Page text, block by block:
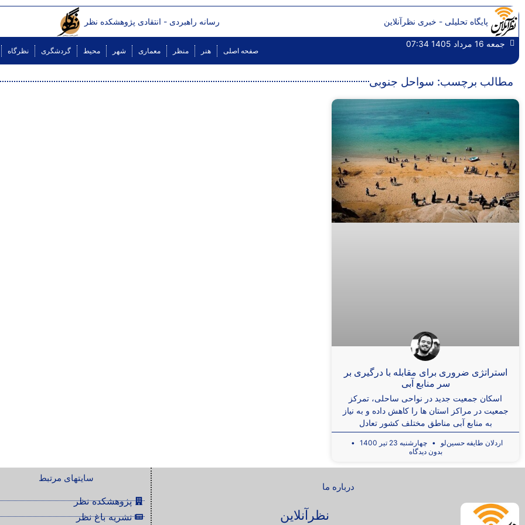
پایگاه تحلیلی - خبری نظرآنلاین رسانه راهبردی - انتقادی پژوهشکده نظر
جمعه 16 مرداد 1405 07:34
صفحه اصلی هنر منظر معماری شهر محیط گردشگری نظرگاه
مطالب برچسب: سواحل جنوبی
استراتژی ضروری برای مقابله با درگیری بر
سر منابع آبی
اسکان جمعیت جدید در نواحی ساحلی، تمرکز
جمعیت در مراکز استان ها را کاهش داده و به نیاز
به منابع آبی مناطق مختلف کشور تعادل
اردلان طایفه حسین‌لو
چهارشنبه 23 تیر 1400
بدون دیدگاه
درباره ما
نظرآنلاین
سایتهای مرتبط
پژوهشکده نظر
نشریه باغ نظر